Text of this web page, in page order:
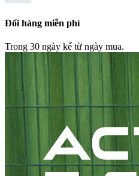
Đổi hàng miễn phí
Trong 30 ngày kể từ ngày mua.